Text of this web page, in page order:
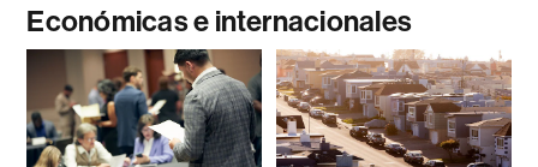
Económicas e internacionales